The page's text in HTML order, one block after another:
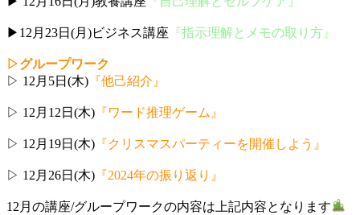
▶12月23日(月)ビジネス講座 『指示理解とメモの取り方』
▷グループワーク
▷ 12月5日(木) 『他己紹介』
▷ 12月12日(木) 『ワード推理ゲーム』
▷ 12月19日(木) 『クリスマスパーティーを開催しよう』
▷ 12月26日(木) 『2024年の振り返り』
12月の講座/グループワークの内容は上記内容となります